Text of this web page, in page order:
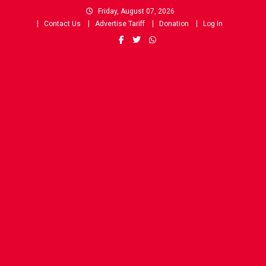
Friday, August 07, 2026
Contact Us
Advertise Tariff Donation Log In